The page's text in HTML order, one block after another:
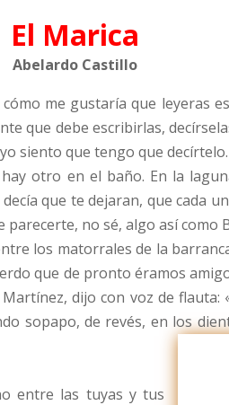
El Marica
Abelardo Castillo
me gustaría que leyeras
que debe escribirlas,
siento que tengo que decírtelo.
otro en el baño. En la
que te dejaran, que cada
parecerte, no sé, algo así
los matorrales de la
que de pronto éramos
dijo con voz de flauta:
sopapo, de revés, en los
entre las tuyas y tus